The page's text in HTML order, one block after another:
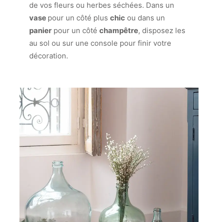
de vos fleurs ou herbes séchées. Dans un
vase pour un côté plus chic ou dans un
panier pour un côté champêtre, disposez les
au sol ou sur une console pour finir votre
décoration.